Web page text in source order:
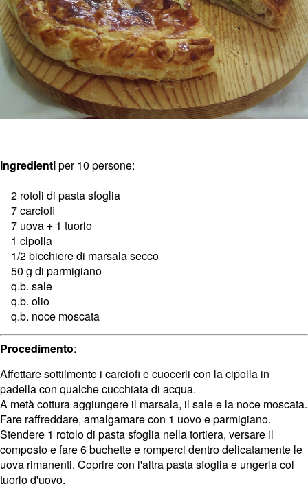
Ingredientiper 10 persone:
2 rotoli di pasta sfoglia
7 carciofi
7 uova + 1 tuorlo
1 cipolla
1/2 bicchiere di marsala secco
50 g di parmigiano
q.b. sale
q.b. olio
q.b. noce moscata
Procedimento:
Affettare sottilmente i carciofi e cuocerli con la cipolla in
padella con qualche cucchiata di acqua.
A metà cottura aggiungere il marsala, il sale e la noce moscata.
Fare raffreddare, amalgamare con 1 uovo e parmigiano.
Stendere 1 rotolo di pasta sfoglia nella tortiera, versare il
composto e fare 6 buchette e romperci dentro delicatamente le
uova rimanenti. Coprire con l'altra pasta sfoglia e ungerla col
tuorlo d'uovo.